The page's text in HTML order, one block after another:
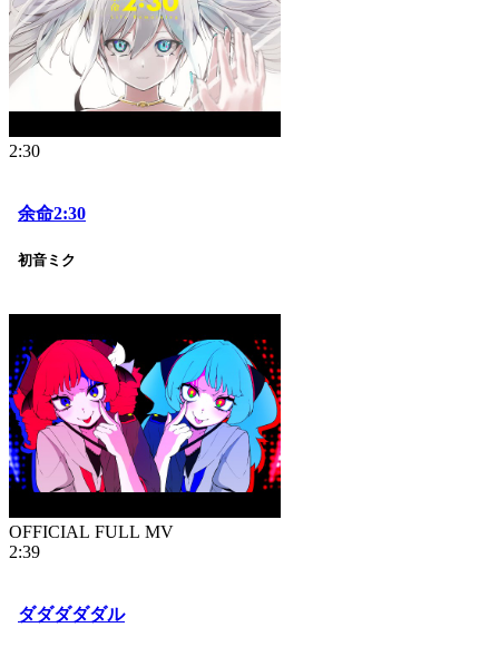
2:30
余命2:30
初音ミク
OFFICIAL FULL MV
2:39
ダダダダダル